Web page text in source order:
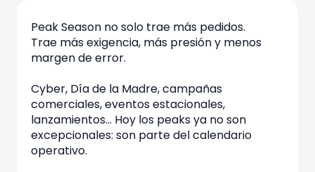
Peak Season no solo trae más pedidos.
Trae más exigencia, más presión y menos
margen de error.
Cyber, Día de la Madre, campañas
comerciales, eventos estacionales,
lanzamientos… Hoy los peaks ya no son
excepcionales: son parte del calendario
operativo.